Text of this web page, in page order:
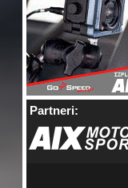
Partneri: